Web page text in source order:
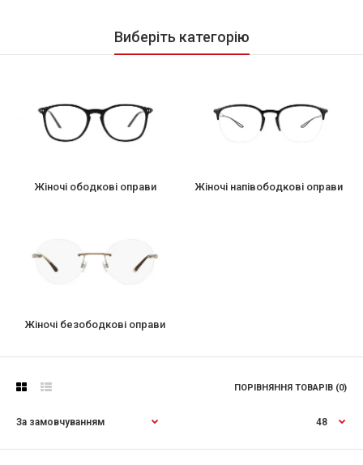
Виберіть категорію
Жіночі ободковi оправи Жіночі напівободковi оправи
Жіночі безободковi оправи
ПОРІВНЯННЯ ТОВАРІВ (0)